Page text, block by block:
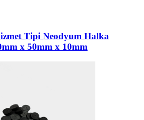
Tipi Neodyum Halka
x 50mm x 10mm